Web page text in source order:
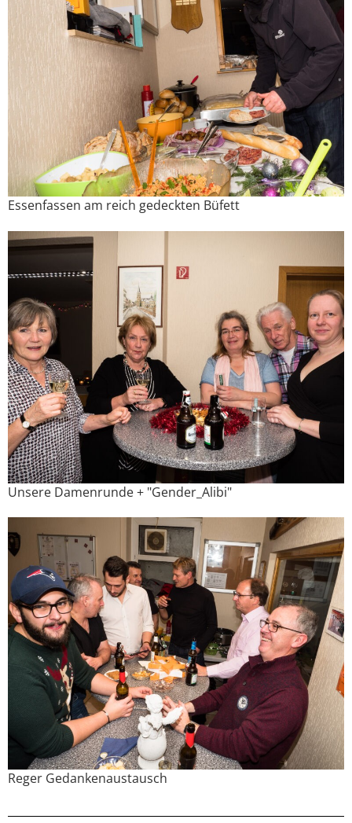
Essenfassen am reich gedeckten Büfett
Unsere Damenrunde + "Gender_Alibi"
Reger Gedankenaustausch